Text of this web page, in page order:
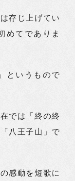
存じ上げてい
めてでありま
というもので
では「終の終
八王子山」で
感動を短歌に